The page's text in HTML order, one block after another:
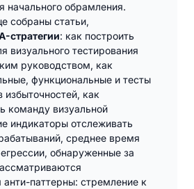
начального обрамления.
собраны статьи,
стратегии: как построить
визуального тестирования
руководством, как
функциональные и тесты
избыточностей, как
команду визуальной
индикаторы отслеживать
среднее время
обнаруженные за
паттерны: стремление к